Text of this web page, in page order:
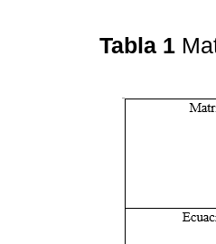
Tabla 1